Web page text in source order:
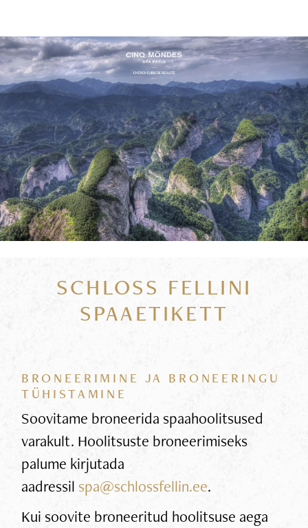
SCHLOSS FELLINI
SPAAETIKETT
BRONEERIMINE JA BRONEERINGU
TÜHISTAMINE
Soovitame broneerida spaahoolitsused
varakult. Hoolitsuste broneerimiseks
palume kirjutada
aadressil spa@schlossfellin.ee.
Kui soovite broneeritud hoolitsuse aega